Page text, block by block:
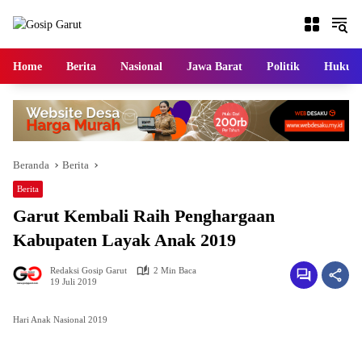
Home Berita Nasional Jawa Barat Politik Hukum
Beranda Berita
Berita
Garut Kembali Raih Penghargaan
Kabupaten Layak Anak 2019
Redaksi Gosip Garut
2 Min Baca
19 Juli 2019
Hari Anak Nasional 2019